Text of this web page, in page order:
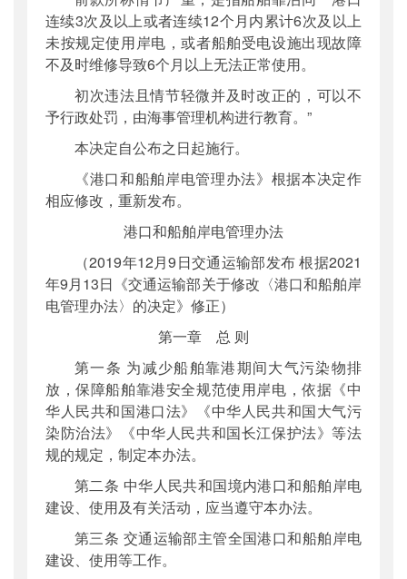
连续3次及以上或者连续12个月内累计6次及以上
未按规定使用岸电，或者船舶受电设施出现故障
不及时维修导致6个月以上无法正常使用。
初次违法且情节轻微并及时改正的，可以不
予行政处罚，由海事管理机构进行教育。”
本决定自公布之日起施行。
《港口和船舶岸电管理办法》根据本决定作
相应修改，重新发布。
港口和船舶岸电管理办法
（2019年12月9日交通运输部发布 根据2021
年9月13日《交通运输部关于修改〈港口和船舶岸
电管理办法〉的决定》修正）
第一章 总 则
第一条 为减少船舶靠港期间大气污染物排
放，保障船舶靠港安全规范使用岸电，依据《中
华人民共和国港口法》《中华人民共和国大气污
染防治法》《中华人民共和国长江保护法》等法
规的规定，制定本办法。
第二条 中华人民共和国境内港口和船舶岸电
建设、使用及有关活动，应当遵守本办法。
第三条 交通运输部主管全国港口和船舶岸电
建设、使用等工作。